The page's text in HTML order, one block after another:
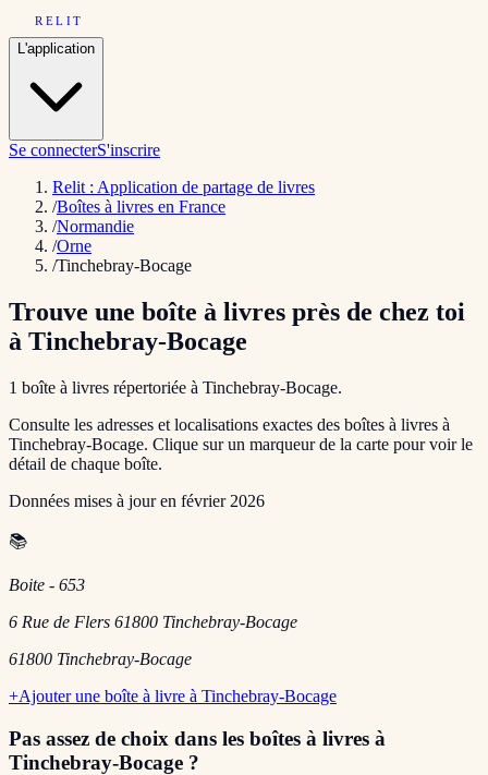
RELIT
L'application
Se connecterS'inscrire
Relit : Application de partage de livres
/Boîtes à livres en France
/Normandie
/Orne
/Tinchebray-Bocage
Trouve une boîte à livres près de chez toi
à Tinchebray-Bocage
1 boîte à livres répertoriée à Tinchebray-Bocage.
Consulte les adresses et localisations exactes des boîtes à livres à
Tinchebray-Bocage. Clique sur un marqueur de la carte pour voir le
détail de chaque boîte.
Données mises à jour en février 2026
📚
Boite - 653
6 Rue de Flers 61800 Tinchebray-Bocage
61800 Tinchebray-Bocage
+Ajouter une boîte à livre à Tinchebray-Bocage
Pas assez de choix dans les boîtes à livres à
Tinchebray-Bocage ?